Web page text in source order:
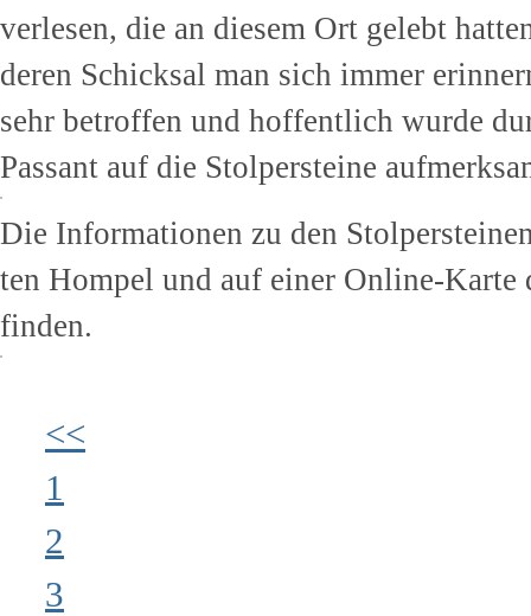
verlesen, die an diesem Ort gelebt
deren Schicksal man sich immer
sehr betroffen und hoffentlich wurde
Passant auf die Stolpersteine
Die Informationen zu den
ten Hompel und auf einer Online-Karte
finden.
<<
1
2
3